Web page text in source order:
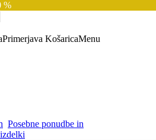
%
Primerjava KošaricaMenu
Posebne ponudbe in